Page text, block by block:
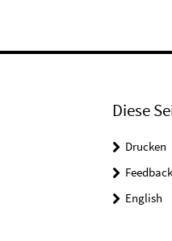
Diese
Drucken
Feedback
English